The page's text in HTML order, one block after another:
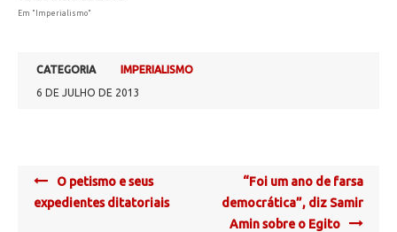
Em "Imperialismo"
CATEGORIA
IMPERIALISMO
6 DE JULHO DE 2013
Post
navigation
O petismo e seus
expedientes ditatoriais
“Foi um ano de farsa
democrática”, diz Samir
Amin sobre o Egito